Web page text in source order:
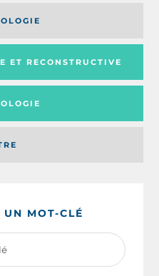
ET RECONSTRUCTIVE
UN MOT-CLÉ